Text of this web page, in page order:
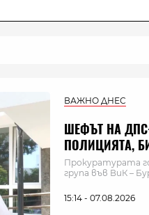
ВАЖНО ДНЕС
ШЕФЪТ НА
ПОЛИЦИЯТА,
Прокуратурата
група във ВиК –
15:14 - 07.08.2026